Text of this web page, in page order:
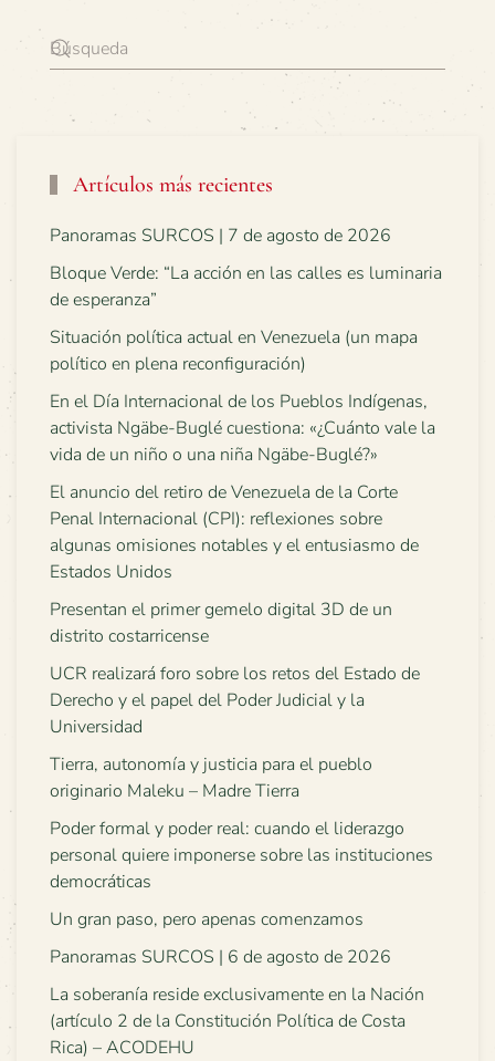
Artículos más recientes
Panoramas SURCOS | 7 de agosto de 2026
Bloque Verde: “La acción en las calles es luminaria
de esperanza”
Situación política actual en Venezuela (un mapa
político en plena reconfiguración)
En el Día Internacional de los Pueblos Indígenas,
activista Ngäbe-Buglé cuestiona: «¿Cuánto vale la
vida de un niño o una niña Ngäbe-Buglé?»
El anuncio del retiro de Venezuela de la Corte
Penal Internacional (CPI): reflexiones sobre
algunas omisiones notables y el entusiasmo de
Estados Unidos
Presentan el primer gemelo digital 3D de un
distrito costarricense
UCR realizará foro sobre los retos del Estado de
Derecho y el papel del Poder Judicial y la
Universidad
Tierra, autonomía y justicia para el pueblo
originario Maleku – Madre Tierra
Poder formal y poder real: cuando el liderazgo
personal quiere imponerse sobre las instituciones
democráticas
Un gran paso, pero apenas comenzamos
Panoramas SURCOS | 6 de agosto de 2026
La soberanía reside exclusivamente en la Nación
(artículo 2 de la Constitución Política de Costa
Rica) – ACODEHU